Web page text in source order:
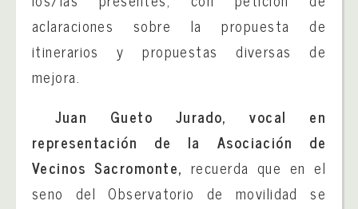
aclaraciones sobre la propuesta de
itinerarios y propuestas diversas de
mejora.
Juan Gueto Jurado, vocal en
representación de la Asociación de
Vecinos Sacromonte, recuerda que en el
seno del Observatorio de movilidad se